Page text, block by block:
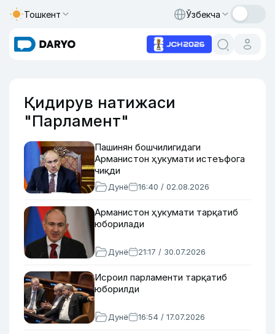
Тошкент Ўзбекча
Қидирув натижаси
"Парламент"
Пашинян бошчилигидаги
Арманистон ҳукумати истеъфога
чиқди
Дунё 16:40 / 02.08.2026
Арманистон ҳукумати тарқатиб
юборилади
Дунё 21:17 / 30.07.2026
Исроил парламенти тарқатиб
юборилди
Дунё 16:54 / 17.07.2026